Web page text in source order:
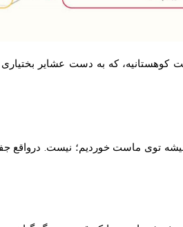
کوهستانیه، که به دست عشایر
توی ماست خوردیم؛ نیست.